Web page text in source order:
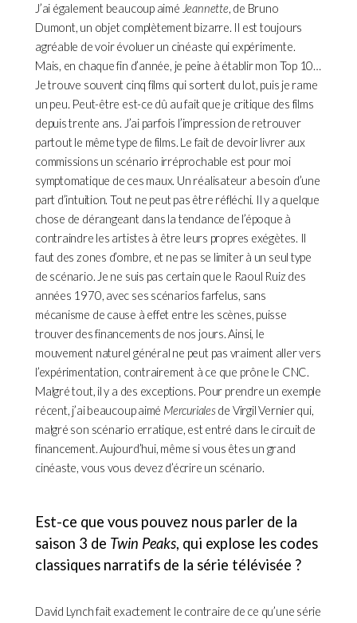
J’ai également beaucoup aimé Jeannette, de Bruno
Dumont, un objet complètement bizarre. Il est toujours
agréable de voir évoluer un cinéaste qui expérimente.
Mais, en chaque fin d’année, je peine à établir mon Top 10…
Je trouve souvent cinq films qui sortent du lot, puis je rame
un peu. Peut-être est-ce dû au fait que je critique des films
depuis trente ans. J’ai parfois l’impression de retrouver
partout le même type de films. Le fait de devoir livrer aux
commissions un scénario irréprochable est pour moi
symptomatique de ces maux. Un réalisateur a besoin d’une
part d’intuition. Tout ne peut pas être réfléchi. Il y a quelque
chose de dérangeant dans la tendance de l’époque à
contraindre les artistes à être leurs propres exégètes. Il
faut des zones d’ombre, et ne pas se limiter à un seul type
de scénario. Je ne suis pas certain que le Raoul Ruiz des
années 1970, avec ses scénarios farfelus, sans
mécanisme de cause à effet entre les scènes, puisse
trouver des financements de nos jours. Ainsi, le
mouvement naturel général ne peut pas vraiment aller vers
l’expérimentation, contrairement à ce que prône le CNC.
Malgré tout, il y a des exceptions. Pour prendre un exemple
récent, j’ai beaucoup aimé Mercurialesde Virgil Vernier qui,
malgré son scénario erratique, est entré dans le circuit de
financement. Aujourd’hui, même si vous êtes un grand
cinéaste, vous vous devez d’écrire un scénario.
Est-ce que vous pouvez nous parler de la
saison 3 de Twin Peaks, qui explose les codes
classiques narratifs de la série télévisée ?
David Lynch fait exactement le contraire de ce qu’une série